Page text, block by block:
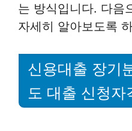
는 방식입니다. 다음
자세히 알아보도록
신용대출 장기
도 대출 신청자